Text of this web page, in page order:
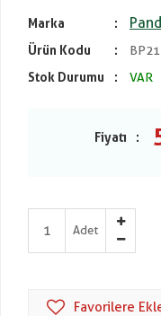
Marka
Ürün Kodu
Stok Durumu
VAR
Fiyatı
Adet
Favorilere